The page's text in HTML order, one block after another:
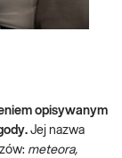
opisywanym
Jej nazwa
meteora,